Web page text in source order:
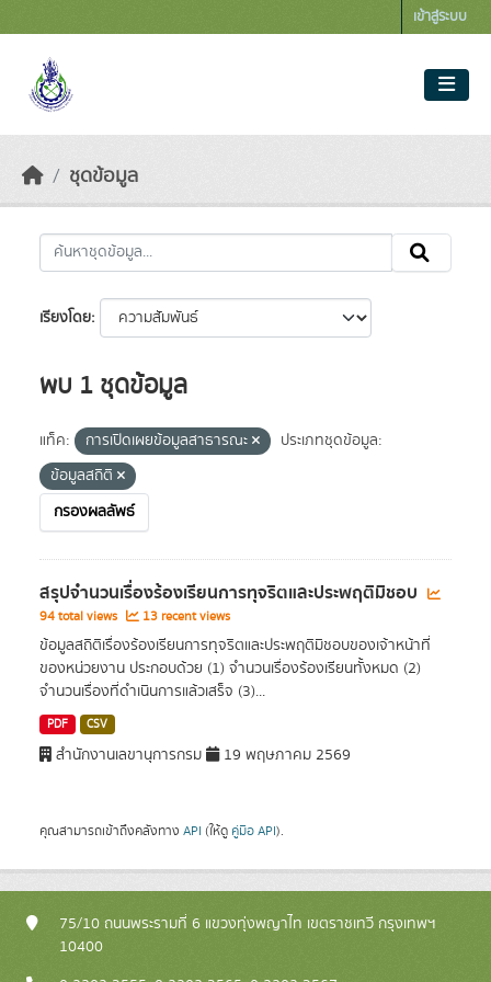
เข้าสู่ระบบ
ชุดข้อมูล
เรียงโดย
พบ 1 ชุดข้อมูล
แท็ค: การเปิดเผยข้อมูลสาธารณะ
ประเภทชุดข้อมูล:
ข้อมูลสถิติ
กรองผลลัพธ์
สรุปจำนวนเรื่องร้องเรียนการทุจริตและประพฤติมิชอบ
94 total views 13 recent views
ข้อมูลสถิติเรื่องร้องเรียนการทุจริตและประพฤติมิชอบของเจ้าหน้าที่
ของหน่วยงาน ประกอบด้วย (1) จำนวนเรื่องร้องเรียนทั้งหมด (2)
จำนวนเรื่องที่ดำเนินการแล้วเสร็จ (3)...
PDF CSV
สำนักงานเลขานุการกรม 19 พฤษภาคม 2569
คุณสามารถเข้าถึงคลังทาง API (ให้ดู คู่มือ API).
75/10 ถนนพระรามที่ 6 แขวงทุ่งพญาไท เขตราชเทวี กรุงเทพฯ
10400